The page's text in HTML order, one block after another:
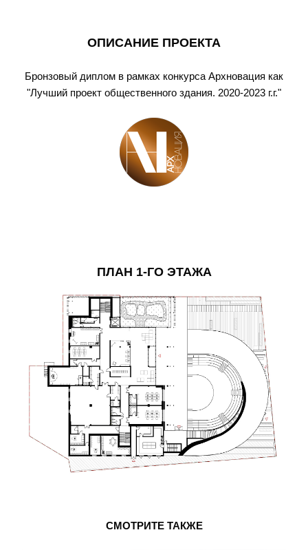
ОПИСАНИЕ ПРОЕКТА
Бронзовый диплом в рамках конкурса Архновация как
"Лучший проект общественного здания. 2020-2023 г.г."
ПЛАН 1-ГО ЭТАЖА
СМОТРИТЕ ТАКЖЕ